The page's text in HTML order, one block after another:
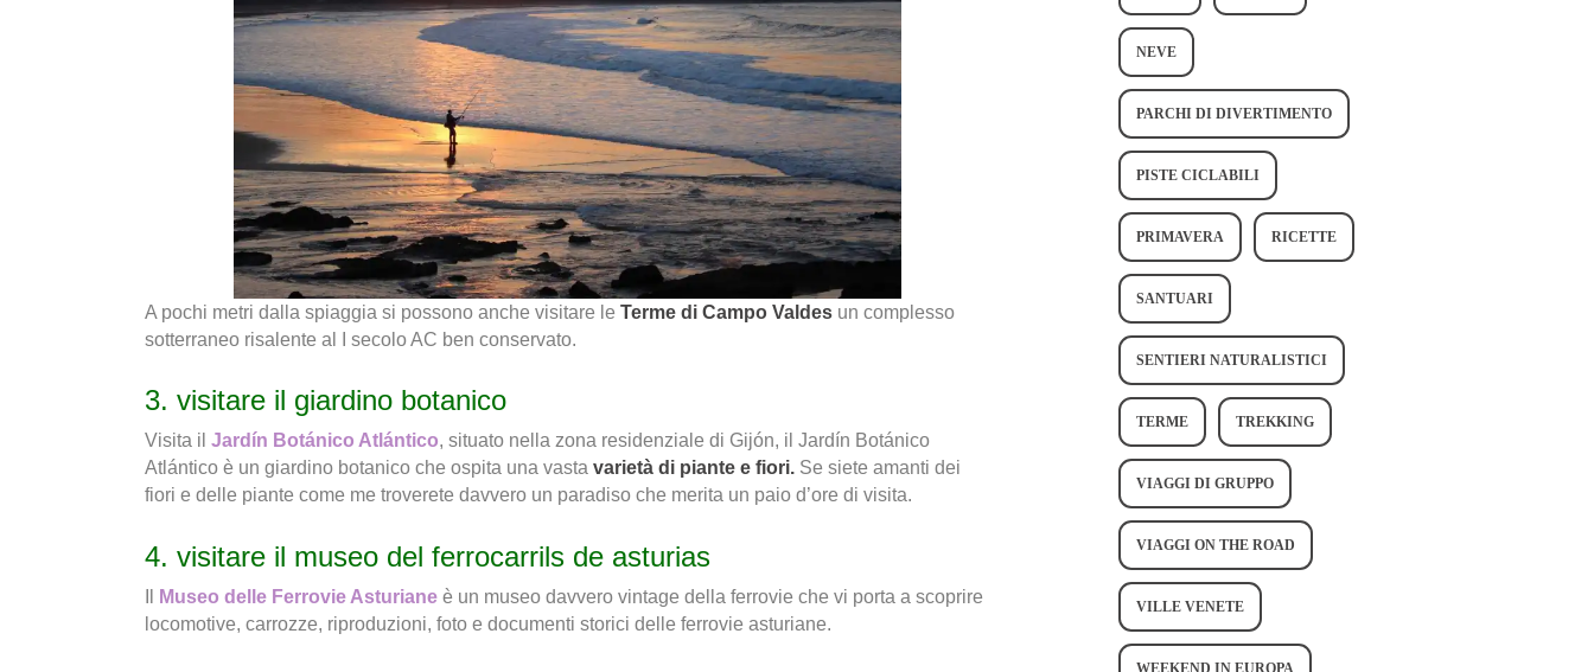
A pochi metri dalla spiaggia si possono anche visitare le Terme di Campo Valdes un complesso
sotterraneo risalente al I secolo AC ben conservato.
3. visitare il giardino botanico
Visita il Jardín Botánico Atlántico, situato nella zona residenziale di Gijón, il Jardín Botánico
Atlántico è un giardino botanico che ospita una vasta varietà di piante e fiori. Se siete amanti dei
fiori e delle piante come me troverete davvero un paradiso che merita un paio d’ore di visita.
4. visitare il museo del ferrocarrils de asturias
Museo delle Ferrovie Asturiane è un museo davvero vintage della ferrovie che vi porta a scoprire
locomotive, carrozze, riproduzioni, foto e documenti storici delle ferrovie asturiane.
NEVE
PARCHI DI DIVERTIMENTO
PISTE CICLABILI
PRIMAVERA RICETTE
SANTUARI
SENTIERI NATURALISTICI
TERME TREKKING
VIAGGI DI GRUPPO
VIAGGI ON THE ROAD
VILLE VENETE
WEEKEND IN EUROPA